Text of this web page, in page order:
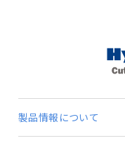
製品情報について